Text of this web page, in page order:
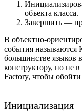
объекта класса.
Завершить —
В объектно-
события называются
большинстве языков
конструктору, но не
Factory, чтобы
Инициализация